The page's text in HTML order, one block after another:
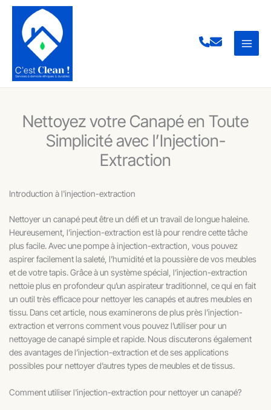
Aller
contenu
Nettoyez votre Canapé en Toute
Simplicité avec l’Injection-
Extraction
Introduction à l'injection-extraction
Nettoyer un canapé peut être un défi et un travail de longue haleine.
Heureusement, l’injection-extraction est là pour rendre cette tâche
plus facile. Avec une pompe à injection-extraction, vous pouvez
aspirer facilement la saleté, l’humidité et la poussière de vos meubles
et de votre tapis. Grâce à un système spécial, l’injection-extraction
nettoie plus en profondeur qu’un aspirateur traditionnel, ce qui en fait
un outil très efficace pour nettoyer les canapés et autres meubles en
tissu. Dans cet article, nous examinerons de plus près l’injection-
extraction et verrons comment vous pouvez l’utiliser pour un
nettoyage de canapé simple et rapide. Nous discuterons également
des avantages de l’injection-extraction et de ses applications
possibles pour nettoyer d’autres types de meubles et de tissus.
Comment utiliser l'injection-extraction pour nettoyer un canapé?